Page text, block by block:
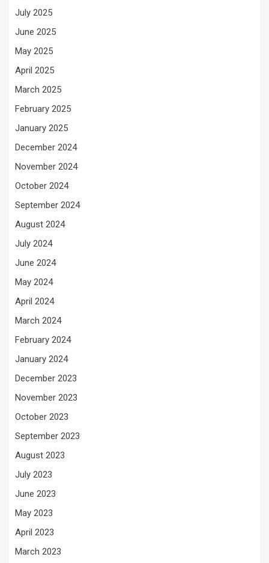
July 2025
June 2025
May 2025
April 2025
March 2025
February 2025
January 2025
December 2024
November 2024
October 2024
September 2024
August 2024
July 2024
June 2024
May 2024
April 2024
March 2024
February 2024
January 2024
December 2023
November 2023
October 2023
September 2023
August 2023
July 2023
June 2023
May 2023
April 2023
March 2023